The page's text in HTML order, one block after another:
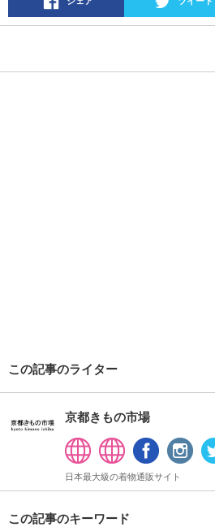
この記事のライター
京都きもの市場
日本最大級の着物通販サイト
この記事のキーワード